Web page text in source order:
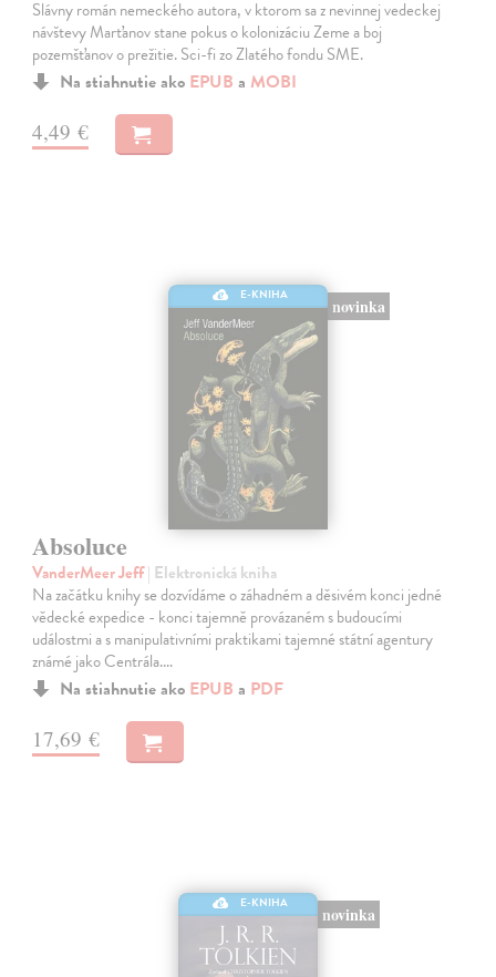
Slávny román nemeckého autora, v ktorom sa z nevinnej vedeckej
návštevy Marťanov stane pokus o kolonizáciu Zeme a boj
pozemšťanov o prežitie. Sci-fi zo Zlatého fondu SME.
Na stiahnutie ako EPUB a MOBI
4,49 €
E-KNIHA
novinka
Absoluce
VanderMeer Jeff| Elektronická kniha
Na začátku knihy se dozvídáme o záhadném a děsivém konci jedné
vědecké expedice - konci tajemně provázaném s budoucími
událostmi a s manipulativními praktikami tajemné státní agentury
známé jako Centrála.…
Na stiahnutie ako EPUB a PDF
17,69 €
E-KNIHA
novinka